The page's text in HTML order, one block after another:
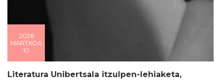
2026
MARTXOA
10
Literatura Unibertsala itzulpen-lehiaketa,